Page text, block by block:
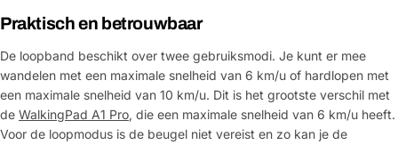
Praktisch en betrouwbaar
De loopband beschikt over twee gebruiksmodi. Je kunt er mee
wandelen met een maximale snelheid van 6 km/u of hardlopen met
een maximale snelheid van 10 km/u. Dit is het grootste verschil met
de WalkingPad A1 Pro, die een maximale snelheid van 6 km/u heeft.
Voor de loopmodus is de beugel niet vereist en zo kan je de